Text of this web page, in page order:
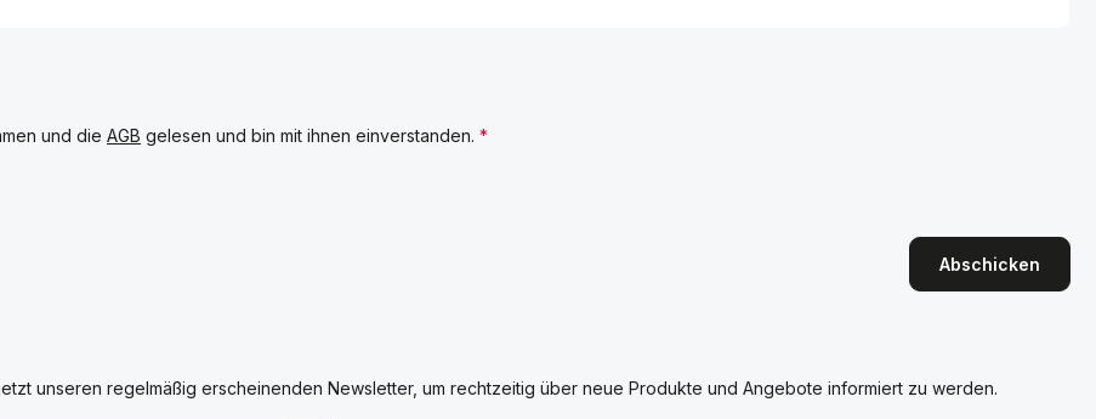
und die AGB gelesen und bin mit ihnen einverstanden. *
Abschicken
unseren regelmäßig erscheinenden Newsletter, um rechtzeitig über neue Produkte und Angebote informiert zu werden.